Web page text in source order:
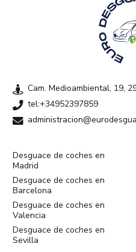
Cam. Medioambiental, 19,
tel:+34952397859
Desguace de coches en
Madrid
Desguace de coches en
Barcelona
Desguace de coches en
Valencia
Desguace de coches en
Sevilla